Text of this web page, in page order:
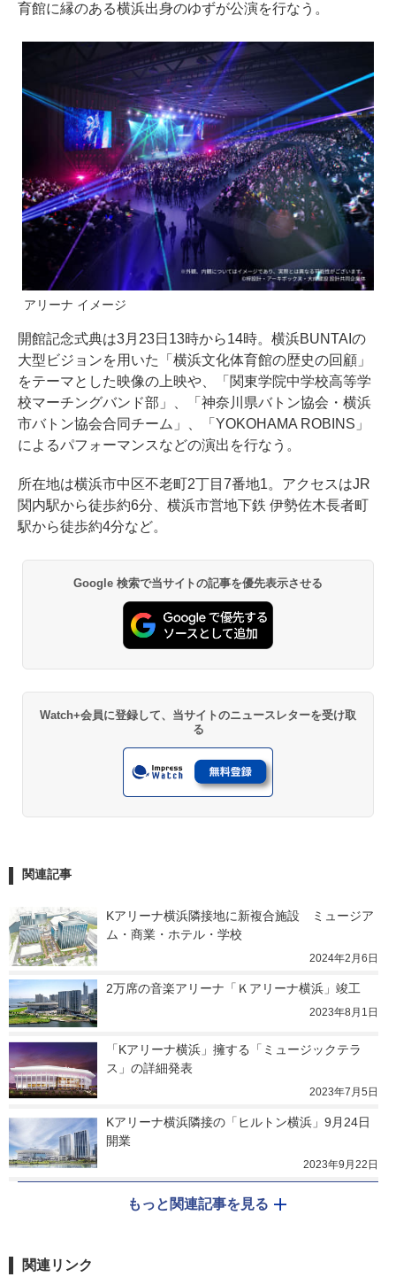
育館に縁のある横浜出身のゆずが公演を行なう。
アリーナ イメージ
開館記念式典は3月23日13時から14時。横浜BUNTAIの
大型ビジョンを用いた「横浜文化体育館の歴史の回顧」
をテーマとした映像の上映や、「関東学院中学校高等学
校マーチングバンド部」、「神奈川県バトン協会・横浜
市バトン協会合同チーム」、「YOKOHAMA ROBINS」
によるパフォーマンスなどの演出を行なう。
所在地は横浜市中区不老町2丁目7番地1。アクセスはJR
関内駅から徒歩約6分、横浜市営地下鉄 伊勢佐木長者町
駅から徒歩約4分など。
Google 検索で当サイトの記事を優先表示させる
Watch+会員に登録して、当サイトのニュースレターを受け取
る
関連記事
Kアリーナ横浜隣接地に新複合施設　ミュージア
ム・商業・ホテル・学校
2024年2月6日
2万席の音楽アリーナ「Ｋアリーナ横浜」竣工
2023年8月1日
「Kアリーナ横浜」擁する「ミュージックテラ
ス」の詳細発表
2023年7月5日
Kアリーナ横浜隣接の「ヒルトン横浜」9月24日
開業
2023年9月22日
もっと関連記事を見る
関連リンク